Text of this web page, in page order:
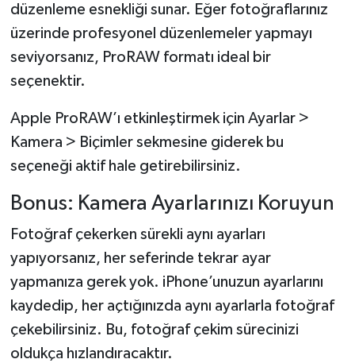
düzenleme esnekliği sunar. Eğer fotoğraflarınız
üzerinde profesyonel düzenlemeler yapmayı
seviyorsanız, ProRAW formatı ideal bir
seçenektir.
Apple ProRAW’ı etkinleştirmek için Ayarlar >
Kamera > Biçimler sekmesine giderek bu
seçeneği aktif hale getirebilirsiniz.
Bonus: Kamera Ayarlarınızı Koruyun
Fotoğraf çekerken sürekli aynı ayarları
yapıyorsanız, her seferinde tekrar ayar
yapmanıza gerek yok. iPhone’unuzun ayarlarını
kaydedip, her açtığınızda aynı ayarlarla fotoğraf
çekebilirsiniz. Bu, fotoğraf çekim sürecinizi
oldukça hızlandıracaktır.